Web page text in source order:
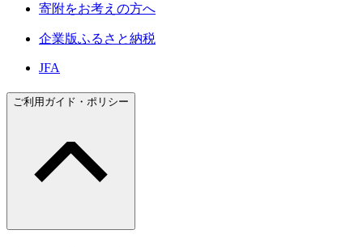
寄附をお考えの方へ
企業版ふるさと納税
JFA
ご利用ガイド・ポリシー